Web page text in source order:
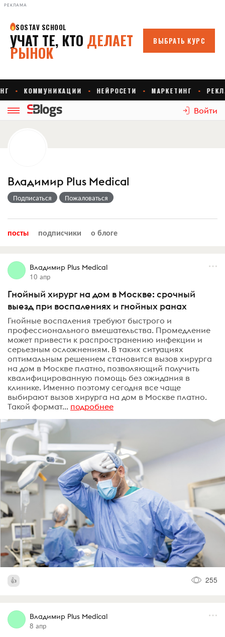
РЕКЛАМА
Войти
Владимир Plus Medical
Подписаться Пожаловаться
посты подписчики о блоге
Владимир Plus Medical
10 апр
Гнойный хирург на дом в Москве: срочный
выезд при воспалениях и гнойных ранах
Гнойные воспаления требуют быстрого и
профессионального вмешательства. Промедление
может привести к распространению инфекции и
серьезным осложнениям. В таких ситуациях
оптимальным решением становится вызов хирурга
на дом в Москве платно, позволяющий получить
квалифицированную помощь без ожидания в
клинике. Именно поэтому сегодня все чаще
выбирают вызов хирурга на дом в Москве платно.
Такой формат... подробнее
255
Владимир Plus Medical
8 апр